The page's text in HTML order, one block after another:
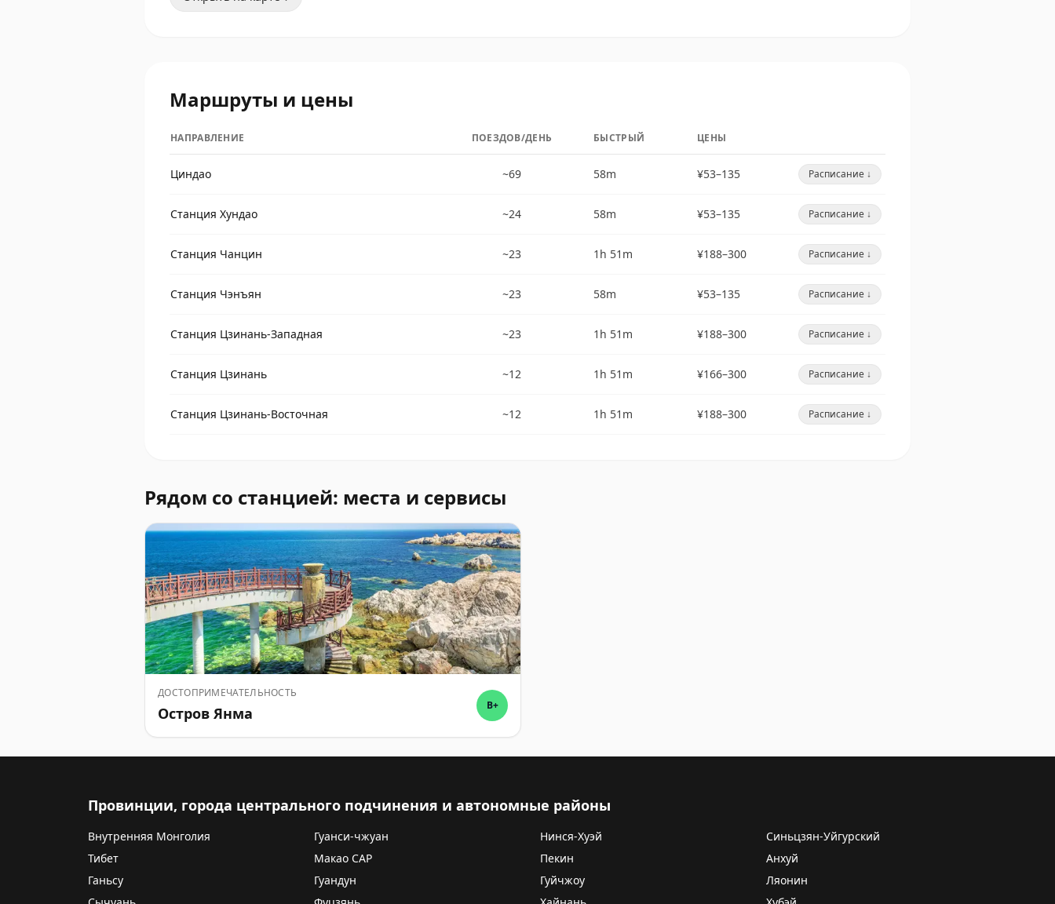
Маршруты и цены
НАПРАВЛЕНИЕ ПОЕЗДОВ/ДЕНЬ БЫСТРЫЙ ЦЕНЫ
Циндао ~69 58m ¥53–135 Расписание ↓
Станция Хундао ~24 58m ¥53–135 Расписание ↓
Станция Чанцин ~23 1h 51m ¥188–300 Расписание ↓
Станция Чэнъян ~23 58m ¥53–135 Расписание ↓
Станция Цзинань-Западная ~23 1h 51m ¥188–300 Расписание ↓
Станция Цзинань ~12 1h 51m ¥166–300 Расписание ↓
Станция Цзинань-Восточная ~12 1h 51m ¥188–300 Расписание ↓
Рядом со станцией: места и сервисы
ДОСТОПРИМЕЧАТЕЛЬНОСТЬ
Остров Янма B+
Провинции, города центрального подчинения и автономные районы
Внутренняя Монголия Гуанси-чжуан Нинся-Хуэй
Синьцзян-Уйгурский
Тибет
Макао САР Пекин
Анхуй
Ганьсу
Гуандун Гуйчжоу
Ляонин